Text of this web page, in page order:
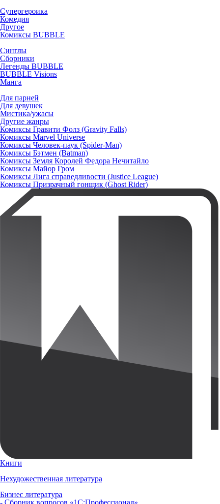
Супергероика
Комедия
Другое
Комиксы BUBBLE
Синглы
Сборники
Легенды BUBBLE
BUBBLE Visions
Манга
Для парней
Для девушек
Мистика/ужасы
Другие жанры
Комиксы Гравити Фолз (Gravity Falls)
Комиксы Marvel Universe
Комиксы Человек-паук (Spider-Man)
Комиксы Бэтмен (Batman)
Комиксы Земля Королей Федора Нечитайло
Комиксы Майор Гром
Комиксы Лига справедливости (Justice League)
Комиксы Призрачный гонщик (Ghost Rider)
Книги
Нехудожественная литература
Бизнес литература